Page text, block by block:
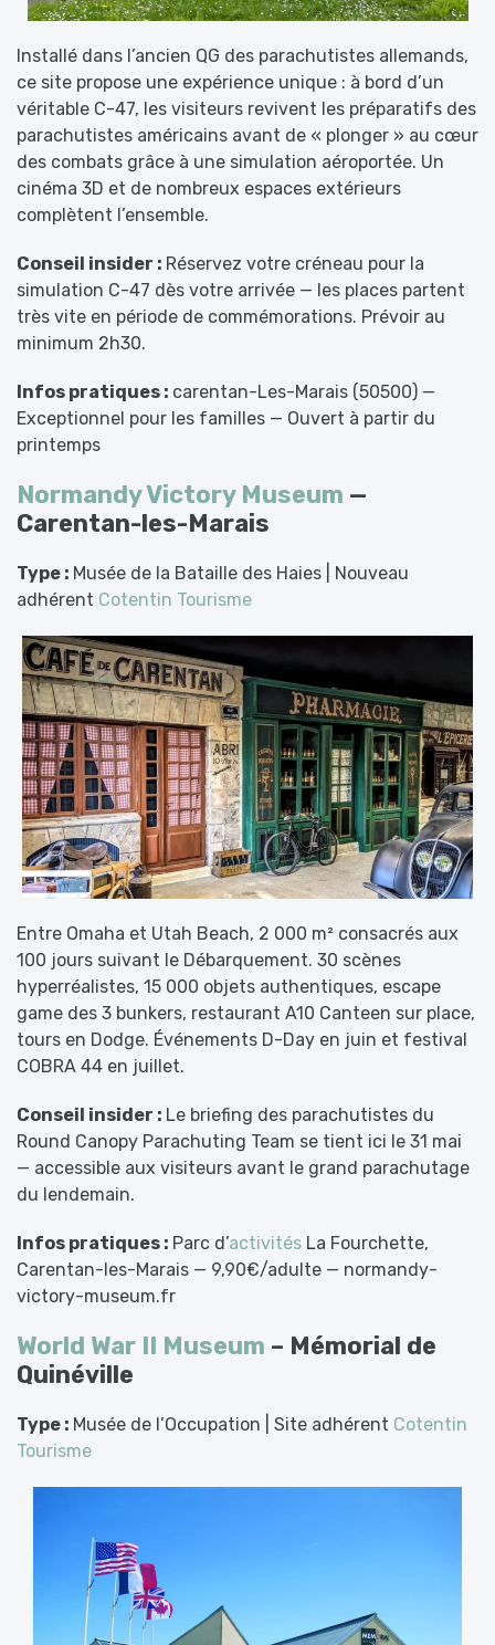
Installé dans l’ancien QG des parachutistes allemands,
ce site propose une expérience unique : à bord d’un
véritable C-47, les visiteurs revivent les préparatifs des
parachutistes américains avant de « plonger » au cœur
des combats grâce à une simulation aéroportée. Un
cinéma 3D et de nombreux espaces extérieurs
complètent l’ensemble.
Conseil insider : Réservez votre créneau pour la
simulation C-47 dès votre arrivée — les places partent
très vite en période de commémorations. Prévoir au
minimum 2h30.
Infos pratiques : carentan-Les-Marais (50500) —
Exceptionnel pour les familles — Ouvert à partir du
printemps
Normandy Victory Museum —
Carentan-les-Marais
Type : Musée de la Bataille des Haies | Nouveau
adhérent Cotentin Tourisme
Entre Omaha et Utah Beach, 2 000 m² consacrés aux
100 jours suivant le Débarquement. 30 scènes
hyperréalistes, 15 000 objets authentiques, escape
game des 3 bunkers, restaurant A10 Canteen sur place,
tours en Dodge. Événements D-Day en juin et festival
COBRA 44 en juillet.
Conseil insider : Le briefing des parachutistes du
Round Canopy Parachuting Team se tient ici le 31 mai
— accessible aux visiteurs avant le grand parachutage
du lendemain.
Infos pratiques : Parc d’activités La Fourchette,
Carentan-les-Marais — 9,90€/adulte — normandy-
victory-museum.fr
World War II Museum – Mémorial de
Quinéville
Type : Musée de l’Occupation | Site adhérent Cotentin
Tourisme